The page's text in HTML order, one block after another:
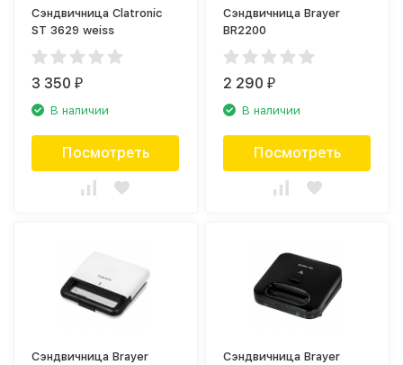
Сэндвичница Clatronic
ST 3629 weiss
3 350₽
В наличии
Посмотреть
Сэндвичница Brayer
BR2200
2 290₽
В наличии
Посмотреть
Сэндвичница Brayer
Сэндвичница Brayer